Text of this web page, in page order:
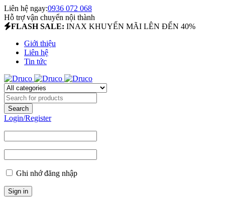
Liên hệ ngay:0936 072 068
Hỗ trợ vận chuyển nội thành
FLASH SALE: INAX KHUYẾN MÃI LÊN ĐẾN 40%
Giới thiệu
Liên hệ
Tin tức
Login/Register
Ghi nhớ đăng nhập